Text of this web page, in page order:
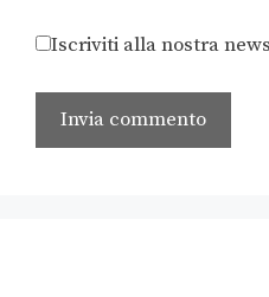
Iscriviti alla nostra